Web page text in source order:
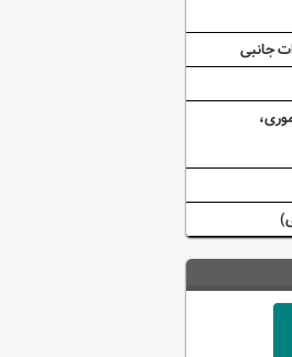
جانبی